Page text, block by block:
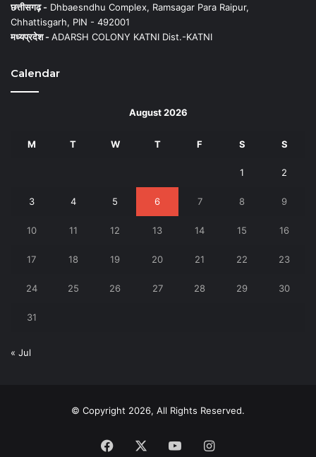
छत्तीसगढ़ - Dhbaesndhu Complex, Ramsagar Para Raipur,
Chhattisgarh, PIN - 492001
मध्यप्रदेश -ADARSH COLONY KATNI Dist.-KATNI
Calendar
August 2026
M T W T F S S
1 2
3 4 5 6 7 8 9
10 11 12 13 14 15 16
17 18 19 20 21 22 23
24 25 26 27 28 29 30
31
« Jul
© Copyright 2026, All Rights Reserved.
Facebook YouTubeInstagram